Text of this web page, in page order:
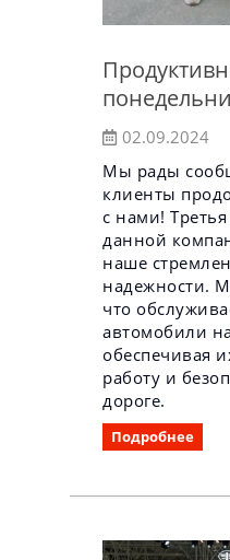
02.09.2024
Мы рады
клиенты
с нами!
данной
наше
надежности.
что
автомобили
обеспечивая
работу и
дороге.
Подробнее